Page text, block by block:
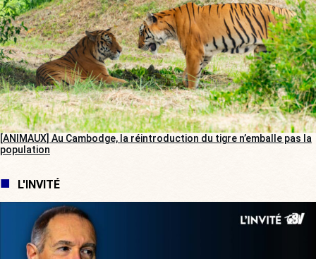
[ANIMAUX] Au Cambodge, la réintroduction du tigre n’emballe pas la
population
L'INVITÉ